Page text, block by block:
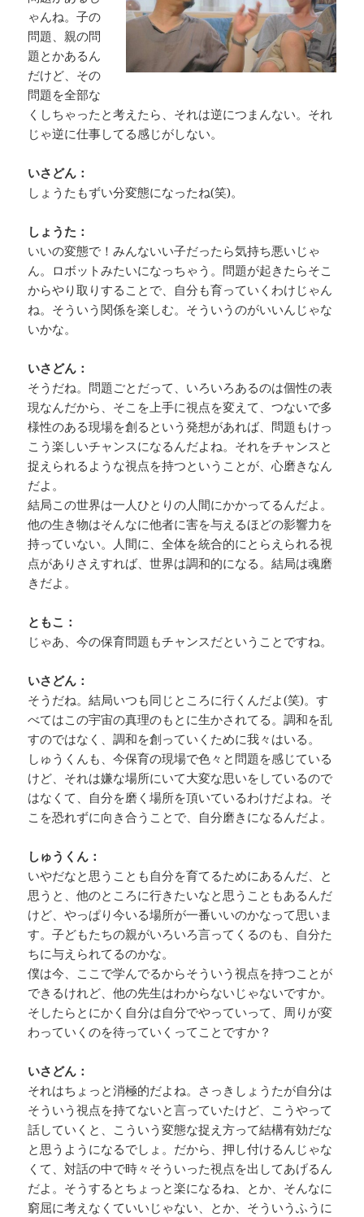
ゃんね。子の
問題、親の問
題とかあるん
だけど、その
問題を全部な
くしちゃったと考えたら、それは逆につまんない。それ
じゃ逆に仕事してる感じがしない。
いさどん：
しょうたもずい分変態になったね(笑)。
しょうた：
いいの変態で！みんないい子だったら気持ち悪いじゃ
ん。ロボットみたいになっちゃう。問題が起きたらそこ
からやり取りすることで、自分も育っていくわけじゃん
ね。そういう関係を楽しむ。そういうのがいいんじゃな
いかな。
いさどん：
そうだね。問題ごとだって、いろいろあるのは個性の表
現なんだから、そこを上手に視点を変えて、つないで多
様性のある現場を創るという発想があれば、問題もけっ
こう楽しいチャンスになるんだよね。それをチャンスと
捉えられるような視点を持つということが、心磨きなん
だよ。
結局この世界は一人ひとりの人間にかかってるんだよ。
他の生き物はそんなに他者に害を与えるほどの影響力を
持っていない。人間に、全体を統合的にとらえられる視
点がありさえすれば、世界は調和的になる。結局は魂磨
きだよ。
ともこ：
じゃあ、今の保育問題もチャンスだということですね。
いさどん：
そうだね。結局いつも同じところに行くんだよ(笑)。す
べてはこの宇宙の真理のもとに生かされてる。調和を乱
すのではなく、調和を創っていくために我々はいる。
しゅうくんも、今保育の現場で色々と問題を感じている
けど、それは嫌な場所にいて大変な思いをしているので
はなくて、自分を磨く場所を頂いているわけだよね。そ
こを恐れずに向き合うことで、自分磨きになるんだよ。
しゅうくん：
いやだなと思うことも自分を育てるためにあるんだ、と
思うと、他のところに行きたいなと思うこともあるんだ
けど、やっぱり今いる場所が一番いいのかなって思いま
す。子どもたちの親がいろいろ言ってくるのも、自分た
ちに与えられてるのかな。
僕は今、ここで学んでるからそういう視点を持つことが
できるけれど、他の先生はわからないじゃないですか。
そしたらとにかく自分は自分でやっていって、周りが変
わっていくのを待っていくってことですか？
いさどん：
それはちょっと消極的だよね。さっきしょうたが自分は
そういう視点を持てないと言っていたけど、こうやって
話していくと、こういう変態な捉え方って結構有効だな
と思うようになるでしょ。だから、押し付けるんじゃな
くて、対話の中で時々そういった視点を出してあげるん
だよ。そうするとちょっと楽になるね、とか、そんなに
窮屈に考えなくていいじゃない、とか、そういうふうに